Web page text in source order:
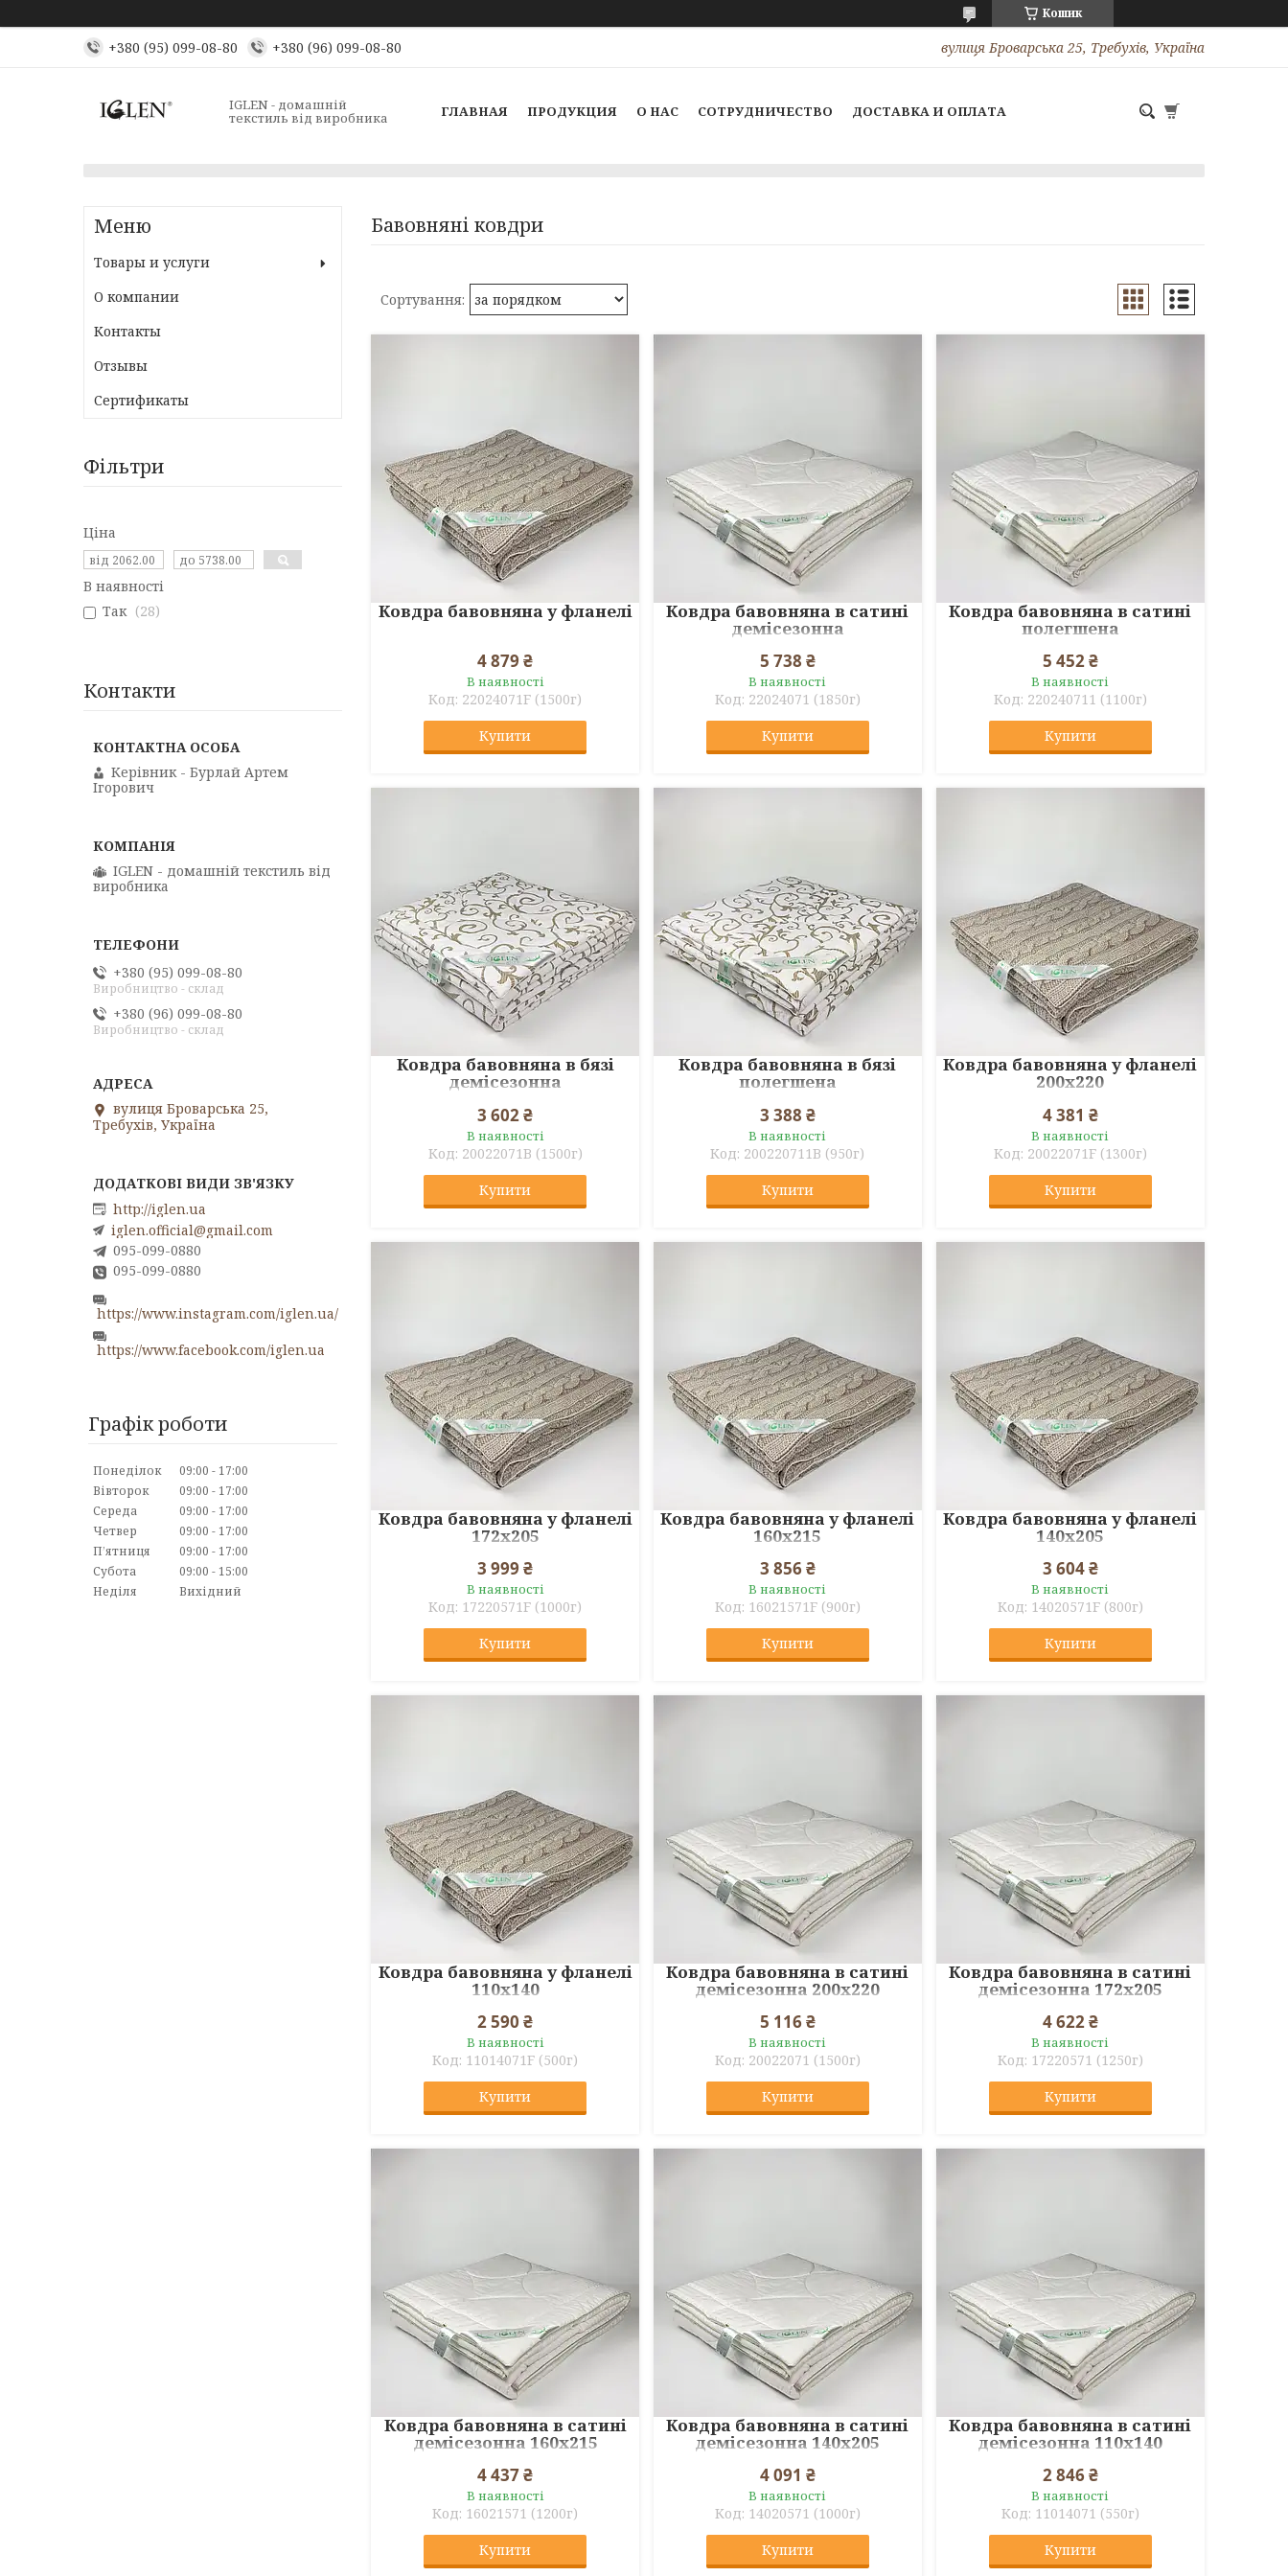
Кошик
+380 (95) 099-08-80 +380 (96) 099-08-80 вулиця Броварська 25, Требухів, Україна
IGLEN - домашній
текстиль від виробника ГЛАВНАЯ ПРОДУКЦИЯ О НАС СОТРУДНИЧЕСТВО ДОСТАВКА И ОПЛАТА
Бавовняні ковдри
Ковдра бавовняна у фланелі
4 879 ₴
В наявності
22024071F (1500г)
Купити
Ковдра бавовняна в сатині
демісезонна
5 738 ₴
В наявності
22024071 (1850г)
Купити
Ковдра бавовняна в сатині
полегшена
5 452 ₴
В наявності
220240711 (1100г)
Купити
Ковдра бавовняна в бязі
демісезонна
3 602 ₴
В наявності
20022071B (1500г)
Купити
Ковдра бавовняна в бязі
полегшена
3 388 ₴
В наявності
200220711B (950г)
Купити
Ковдра бавовняна у фланелі
200x220
4 381 ₴
В наявності
20022071F (1300г)
Купити
Ковдра бавовняна у фланелі
172x205
3 999 ₴
В наявності
17220571F (1000г)
Купити
Ковдра бавовняна у фланелі
160x215
3 856 ₴
В наявності
16021571F (900г)
Купити
Ковдра бавовняна у фланелі
140x205
3 604 ₴
В наявності
14020571F (800г)
Купити
Ковдра бавовняна у фланелі
110x140
2 590 ₴
В наявності
11014071F (500г)
Купити
Ковдра бавовняна в сатині
демісезонна 200x220
5 116 ₴
В наявності
20022071 (1500г)
Купити
Ковдра бавовняна в сатині
демісезонна 172x205
4 622 ₴
В наявності
17220571 (1250г)
Купити
Ковдра бавовняна в сатині
демісезонна 160x215
4 437 ₴
В наявності
16021571 (1200г)
Купити
Ковдра бавовняна в сатині
демісезонна 140x205
4 091 ₴
В наявності
14020571 (1000г)
Купити
Ковдра бавовняна в сатині
демісезонна 110x140
2 846 ₴
В наявності
11014071 (550г)
Купити
Товары и услуги
О компании
Контакты
Отзывы
Сертификаты
Фільтри
Ціна
В наявності
Так
28
Контакти
Керівник - Бурлай Артем
Ігорович
IGLEN - домашній текстиль від
виробника
+380 (95) 099-08-80
Виробництво - склад
+380 (96) 099-08-80
Виробництво - склад
вулиця Броварська 25,
Требухів, Україна
http://iglen.ua
iglen.official@gmail.com
095-099-0880
095-099-0880
https://www.instagram.com/iglen.ua/
https://www.facebook.com/iglen.ua
Графік роботи
Понеділок 09:00
17:00
Вівторок
09:00
17:00
Середа
09:00
17:00
Четвер
09:00
17:00
Пʼятниця
09:00
17:00
Субота
09:00
15:00
Неділя
Вихідний